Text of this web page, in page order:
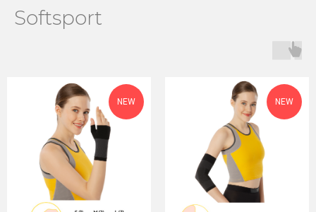
Softsport
NEW NEW
Антиварикозные изделия
Ортопедические изделия
Каталог